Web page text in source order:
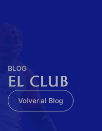
BLOG
EL CLUB
Volver al Blog